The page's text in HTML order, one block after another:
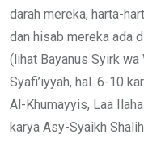
darah mereka, harta-
dan hisab mereka ada
(lihat Bayanus Syirk wa
Syafi’iyyah, hal. 6-10
Al-Khumayyis, Laa
karya Asy-Syaikh